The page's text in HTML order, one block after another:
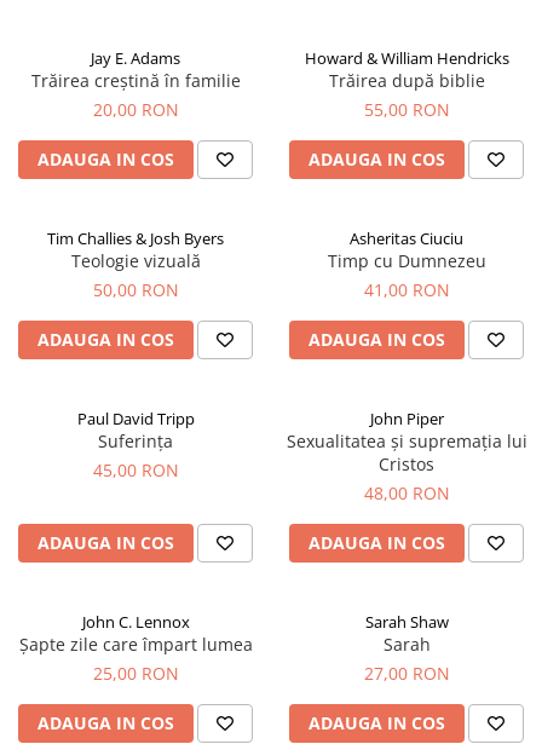
Jay E. Adams
Trăirea creștină în familie
20,00 RON
ADAUGA IN COS
Howard & William Hendricks
Trăirea după biblie
55,00 RON
ADAUGA IN COS
Tim Challies & Josh Byers
Teologie vizuală
50,00 RON
ADAUGA IN COS
Asheritas Ciuciu
Timp cu Dumnezeu
41,00 RON
ADAUGA IN COS
Paul David Tripp
Suferința
45,00 RON
ADAUGA IN COS
John Piper
Sexualitatea și supremația lui
Cristos
48,00 RON
ADAUGA IN COS
John C. Lennox
Șapte zile care împart lumea
25,00 RON
ADAUGA IN COS
Sarah Shaw
Sarah
27,00 RON
ADAUGA IN COS